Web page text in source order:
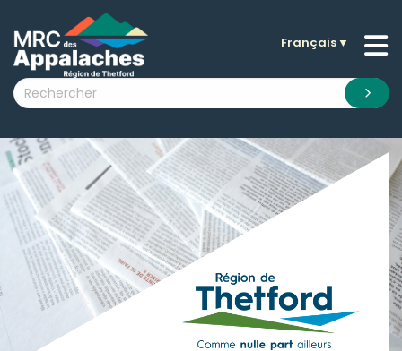
submenu (La MRC )
submenu (Citoyens )
submenu (Visiteurs )
submenu (Nouvelles )
submenu (Documentation )
Français▼